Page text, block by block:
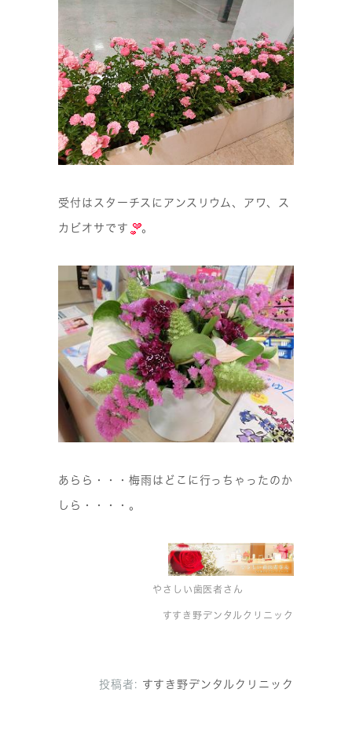
受付はスターチスにアンスリウム、アワ、ス
カビオサです 。
あらら・・・梅雨はどこに行っちゃったのか
しら・・・・。
やさしい歯医者さん
すすき野デンタルクリニック
投稿者: すすき野デンタルクリニック